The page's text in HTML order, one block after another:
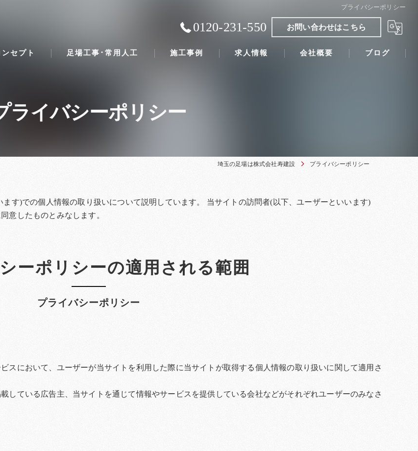
プライバシーポリシー
0120-231-550 お問い合わせはこちら
ンセプト 足場工事･常用人工 施工事例 求人情報 会社概要 ブログ
ライバシーポリシー
埼玉の足場は株式会社寿建設 プライバシーポリシー
す)での個人情報の取り扱いについて説明しています。 当サイトの訪問者(以下、ユーザーといいます)
意したものとみなします。
プライバシーポリシー
ーポリシーの適用される範囲
スにおいて、ユーザーが当サイトを利用した際に当サイトが取得する個人情報の取り扱いに関して適用さ
している広告主、当サイトを通じて情報やサービスを提供している会社などがそれぞれユーザーのみなさ